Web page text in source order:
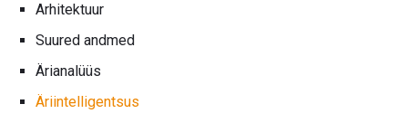
Arhitektuur
Suured andmed
Ärianalüüs
Äriintelligentsus